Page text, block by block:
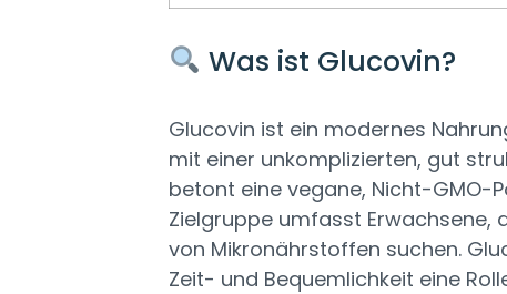
Was ist Glucovin?
Glucovin ist ein modernes
mit einer unkomplizierten, gut
betont eine vegane, Nicht-GMO-
Zielgruppe umfasst Erwachsene,
von Mikronährstoffen suchen.
Zeit- und Bequemlichkeit eine